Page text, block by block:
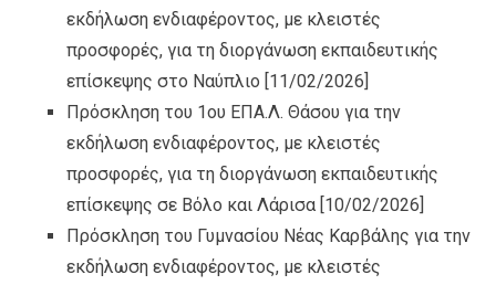
εκδήλωση ενδιαφέροντος, με κλειστές
προσφορές, για τη διοργάνωση εκπαιδευτικής
επίσκεψης στο Ναύπλιο [11/02/2026]
Πρόσκληση του 1ου ΕΠΑ.Λ. Θάσου για την
εκδήλωση ενδιαφέροντος, με κλειστές
προσφορές, για τη διοργάνωση εκπαιδευτικής
επίσκεψης σε Βόλο και Λάρισα [10/02/2026]
Πρόσκληση του Γυμνασίου Νέας Καρβάλης για την
εκδήλωση ενδιαφέροντος, με κλειστές